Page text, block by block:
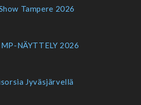
Tampere 2026
NÄYTTELY 2026
Jyväsjärvellä